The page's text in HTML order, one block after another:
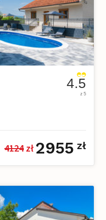
4.5
z 5
4124 zł 2955 zł